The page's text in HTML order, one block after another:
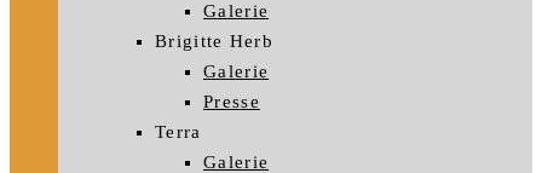
Galerie
Brigitte Herb
Galerie
Presse
Terra
Galerie